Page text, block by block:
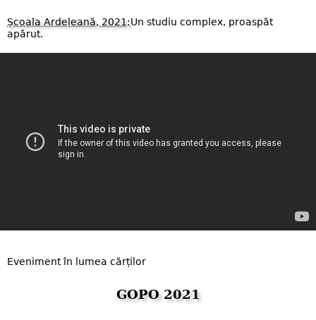
Școala Ardeleană, 2021;Un studiu complex, proaspăt
apărut.
Eveniment în lumea cărților
GOPO 2021